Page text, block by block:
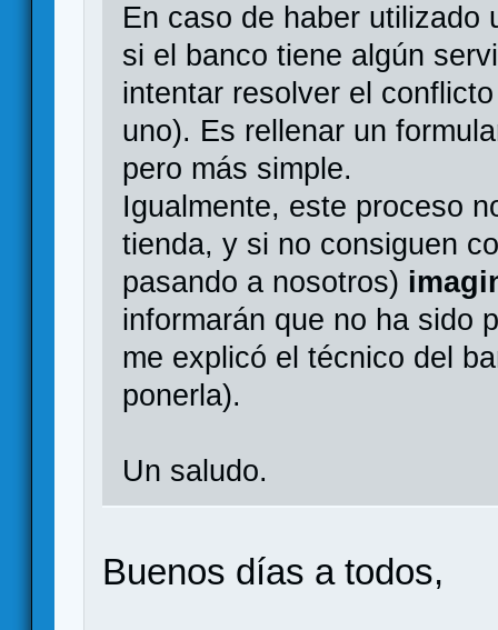
En caso de haber utilizado
si el banco tiene algún
intentar resolver el
uno). Es rellenar un
pero más simple.
Igualmente, este proceso
tienda, y si no consiguen
pasando a nosotros)
informarán que no ha sido
me explicó el técnico del
ponerla).
Un saludo.
Buenos días a todos,